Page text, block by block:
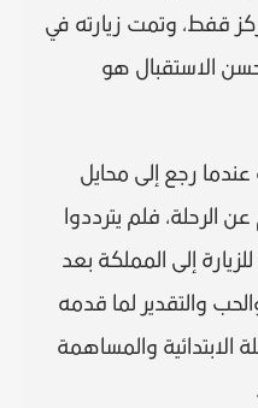
قفط، وتمت زيارته في
الاستقبال هو
رجع إلى محايل
الرحلة، فلم يترددوا
إلى المملكة بعد
والحب والتقدير لما قدمه
الابتدائية والمساهمة